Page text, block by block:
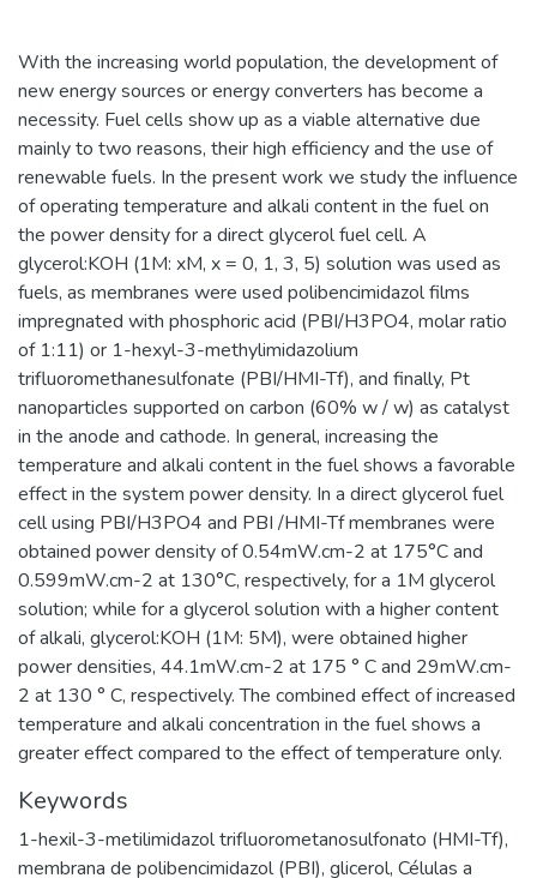
With the increasing world population, the development of
new energy sources or energy converters has become a
necessity. Fuel cells show up as a viable alternative due
mainly to two reasons, their high efficiency and the use of
renewable fuels. In the present work we study the influence
of operating temperature and alkali content in the fuel on
the power density for a direct glycerol fuel cell. A
glycerol:KOH (1M: xM, x = 0, 1, 3, 5) solution was used as
fuels, as membranes were used polibencimidazol films
impregnated with phosphoric acid (PBI/H3PO4, molar ratio
of 1:11) or 1-hexyl-3-methylimidazolium
trifluoromethanesulfonate (PBI/HMI-Tf), and finally, Pt
nanoparticles supported on carbon (60% w / w) as catalyst
in the anode and cathode. In general, increasing the
temperature and alkali content in the fuel shows a favorable
effect in the system power density. In a direct glycerol fuel
cell using PBI/H3PO4 and PBI /HMI-Tf membranes were
obtained power density of 0.54mW.cm-2 at 175°C and
0.599mW.cm-2 at 130°C, respectively, for a 1M glycerol
solution; while for a glycerol solution with a higher content
of alkali, glycerol:KOH (1M: 5M), were obtained higher
power densities, 44.1mW.cm-2 at 175 ° C and 29mW.cm-
2 at 130 ° C, respectively. The combined effect of increased
temperature and alkali concentration in the fuel shows a
greater effect compared to the effect of temperature only.
Keywords
1-hexil-3-metilimidazol trifluorometanosulfonato (HMI-Tf),
membrana de polibencimidazol (PBI), glicerol, Células a